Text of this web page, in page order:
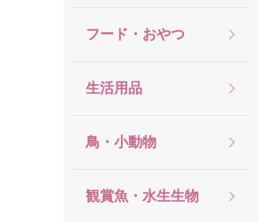
フード・おやつ
生活用品
鳥・小動物
観賞魚・水生生物